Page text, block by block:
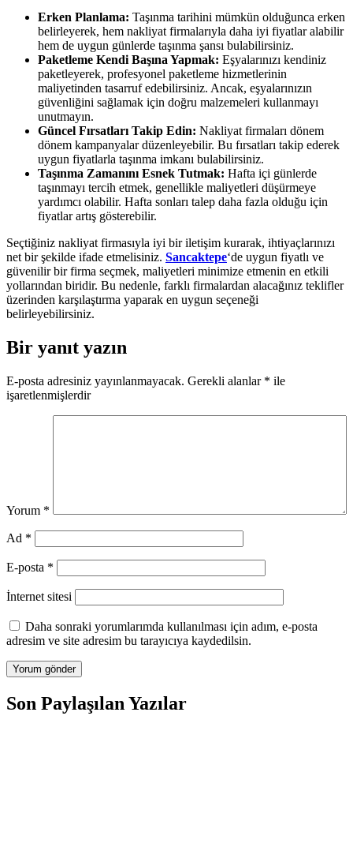
Erken Planlama: Taşınma tarihini mümkün olduğunca erken
belirleyerek, hem nakliyat firmalarıyla daha iyi fiyatlar alabilir
hem de uygun günlerde taşınma şansı bulabilirsiniz.
Paketleme Kendi Başına Yapmak: Eşyalarınızı kendiniz
paketleyerek, profesyonel paketleme hizmetlerinin
maliyetinden tasarruf edebilirsiniz. Ancak, eşyalarınızın
güvenliğini sağlamak için doğru malzemeleri kullanmayı
unutmayın.
Güncel Fırsatları Takip Edin: Nakliyat firmaları dönem
dönem kampanyalar düzenleyebilir. Bu fırsatları takip ederek
uygun fiyatlarla taşınma imkanı bulabilirsiniz.
Taşınma Zamanını Esnek Tutmak: Hafta içi günlerde
taşınmayı tercih etmek, genellikle maliyetleri düşürmeye
yardımcı olabilir. Hafta sonları talep daha fazla olduğu için
fiyatlar artış gösterebilir.
Seçtiğiniz nakliyat firmasıyla iyi bir iletişim kurarak, ihtiyaçlarınızı
net bir şekilde ifade etmelisiniz. Sancaktepe‘de uygun fiyatlı ve
güvenilir bir firma seçmek, maliyetleri minimize etmenin en etkili
yollarından biridir. Bu nedenle, farklı firmalardan alacağınız teklifler
üzerinden karşılaştırma yaparak en uygun seçeneği
belirleyebilirsiniz.
Bir yanıt yazın
E-posta adresiniz yayınlanmayacak. Gerekli alanlar * ile
işaretlenmişlerdir
Yorum *
Ad *
E-posta *
İnternet sitesi
Daha sonraki yorumlarımda kullanılması için adım, e-posta
adresim ve site adresim bu tarayıcıya kaydedilsin.
Son Paylaşılan Yazılar